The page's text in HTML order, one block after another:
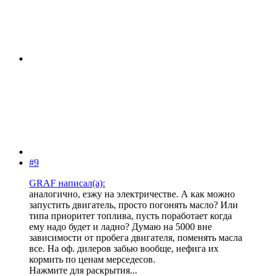
#9
GRAF написал(а):
аналогично, езжу на электричестве. А как можно
запустить двигатель, просто погонять масло? Или
типа приоритет топлива, пусть поработает когда
ему надо будет и ладно? Думаю на 5000 вне
зависимости от пробега двигателя, поменять масла
все. На оф. дилеров забью вообще, нефига их
кормить по ценам мерседесов.
Нажмите для раскрытия...